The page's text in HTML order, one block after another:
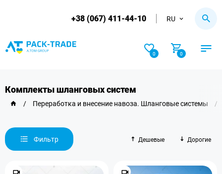
+38 (067) 411-44-10 RU
0 0
Комплекты шланговых систем
/ Переработка и внесение навоза. Шланговые системы /
Фильтр Дешевые Дорогие